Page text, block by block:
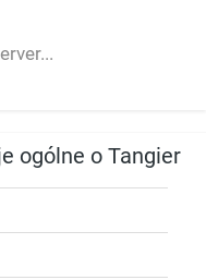
ogólne o Tangier